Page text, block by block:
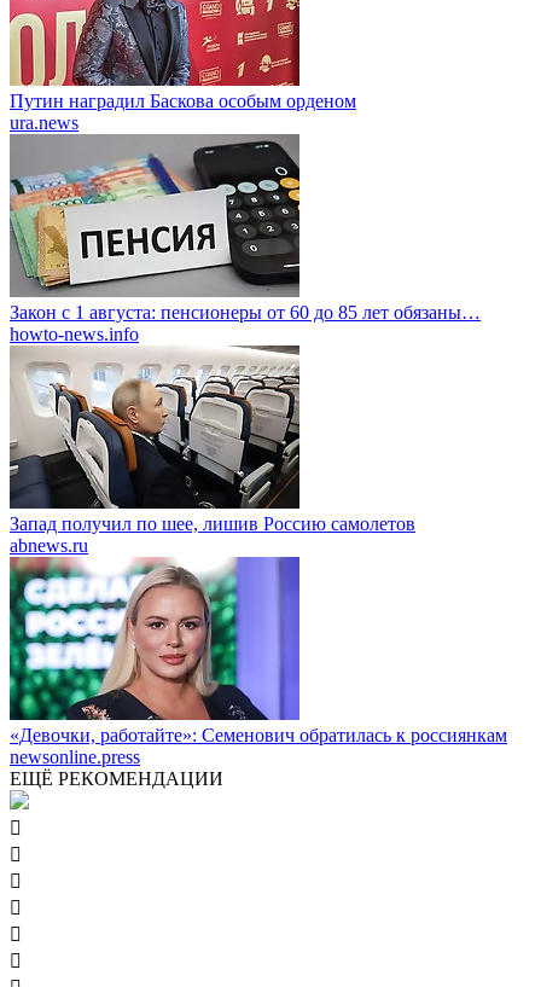
Путин наградил Баскова особым орденом
ura.news
Закон с 1 августа: пенсионеры от 60 до 85 лет обязаны…
howto-news.info
Запад получил по шее, лишив Россию самолетов
abnews.ru
«Девочки, работайте»: Семенович обратилась к россиянкам
newsonline.press
ЕЩЁ РЕКОМЕНДАЦИИ





